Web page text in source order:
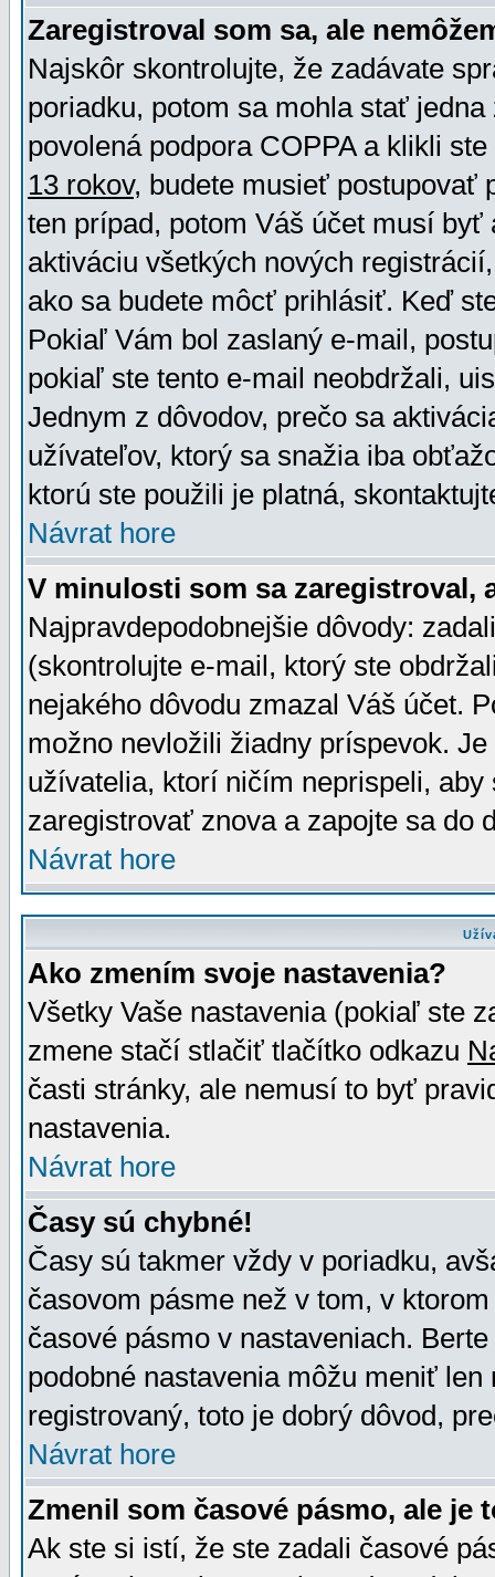
Zaregistroval som sa, ale
Najskôr skontrolujte, že zadávate
poriadku, potom sa mohla stať
povolená podpora COPPA a klikli
13 rokov, budete musieť postupovať
ten prípad, potom Váš účet musí
aktiváciu všetkých nových
ako sa budete môcť prihlásiť. Keď
Pokiaľ Vám bol zaslaný e-mail,
pokiaľ ste tento e-mail neobdržali,
Jednym z dôvodov, prečo sa
užívateľov, ktorý sa snažia iba
ktorú ste použili je platná,
Návrat hore
V minulosti som sa zaregistroval,
Najpravdepodobnejšie dôvody:
(skontrolujte e-mail, ktorý ste
nejakého dôvodu zmazal Váš účet.
možno nevložili žiadny príspevok.
užívatelia, ktorí ničím neprispeli,
zaregistrovať znova a zapojte sa do
Návrat hore
Ako zmením svoje nastavenia?
Všetky Vaše nastavenia (pokiaľ ste
zmene stačí stlačiť tlačítko odkazu
časti stránky, ale nemusí to byť
nastavenia.
Návrat hore
Časy sú chybné!
Časy sú takmer vždy v poriadku,
časovom pásme než v tom, v
časové pásmo v nastaveniach.
podobné nastavenia môžu meniť
registrovaný, toto je dobrý dôvod,
Návrat hore
Zmenil som časové pásmo, ale je
Ak ste si istí, že ste zadali časové